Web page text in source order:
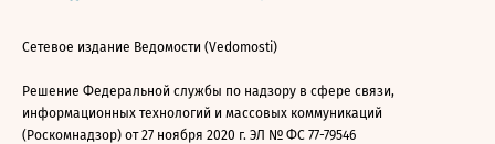
Сетевое издание Ведомости (Vedomosti)
Решение Федеральной службы по надзору в сфере связи,
информационных технологий и массовых коммуникаций
(Роскомнадзор) от 27 ноября 2020 г. ЭЛ № ФС 77-79546